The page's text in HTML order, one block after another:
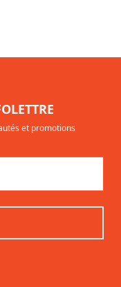
et promotions